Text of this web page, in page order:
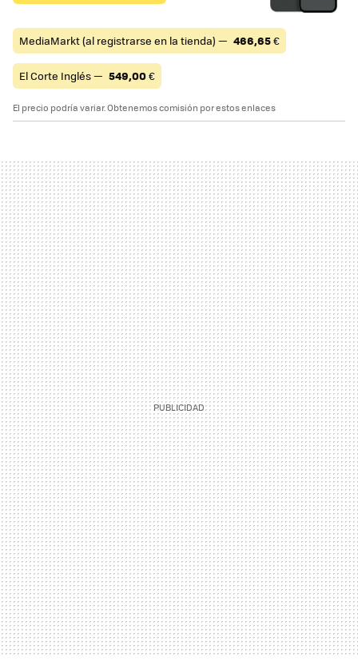
MediaMarkt (al registrarse en la tienda) — 466,65€
El Corte Inglés — 549,00€
El precio podría variar. Obtenemos comisión por estos enlaces